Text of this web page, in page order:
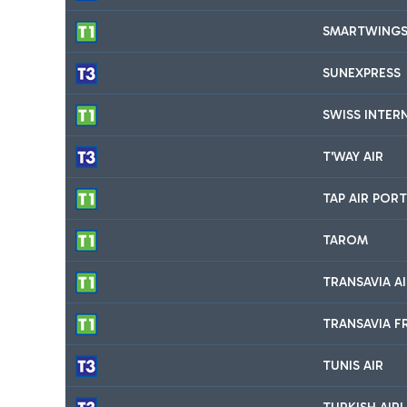
SMARTWINGS
SUNEXPRESS
SWISS
T'WAY AIR
TAP AIR
TAROM
TRANSAVIA
TRANSAVIA
TUNIS AIR